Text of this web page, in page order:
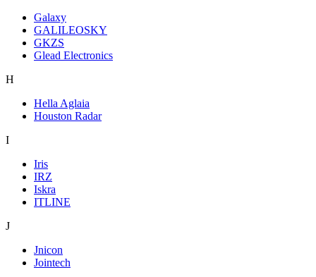
Galaxy
GALILEOSKY
GKZS
Glead Electronics
H
Hella Aglaia
Houston Radar
I
Iris
IRZ
Iskra
ITLINE
J
Jnicon
Jointech